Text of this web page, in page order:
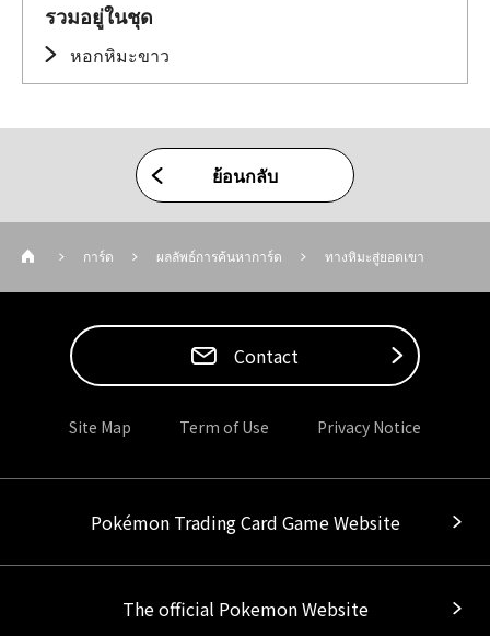
รวมอยู่ในชุด
หอกหิมะขาว
ย้อนกลับ
การ์ด ผลลัพธ์การค้นหาการ์ด ทางหิมะสู่ยอดเขา
Contact
Site Map Term of Use Privacy Notice
Pokémon Trading Card Game Website
The official Pokemon Website